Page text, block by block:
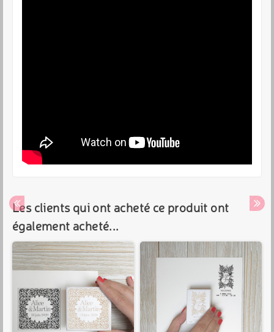
Les clients qui ont acheté ce produit ont
également acheté...